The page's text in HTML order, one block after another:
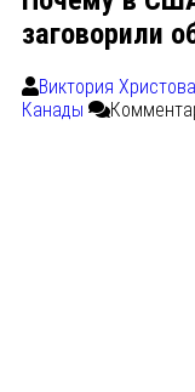
заговорили
Виктория Христова
Канады